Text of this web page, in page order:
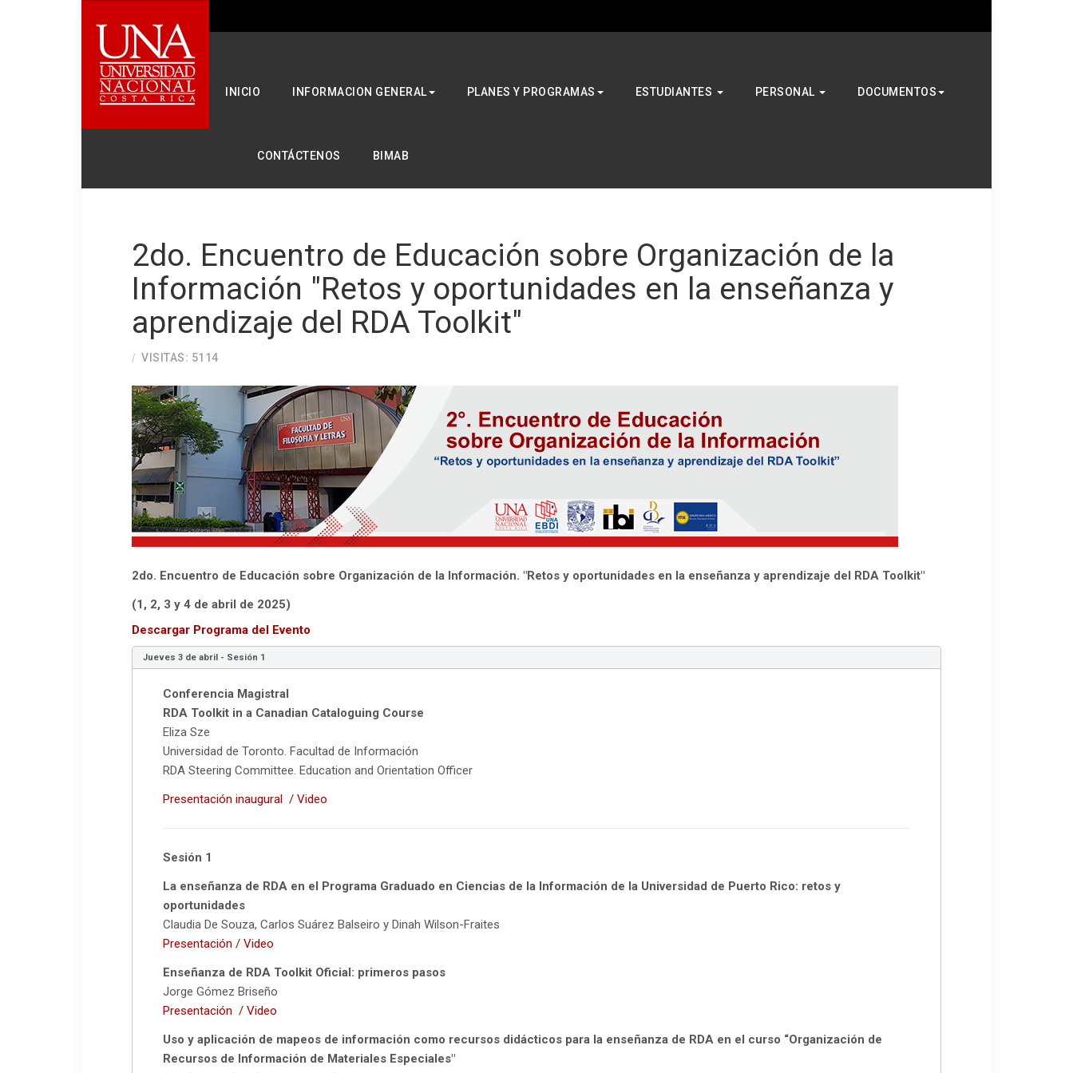
INICIO INFORMACION GENERAL PLANES Y PROGRAMAS ESTUDIANTES PERSONAL DOCUMENTOS
CONTÁCTENOS BIMAB
2do. Encuentro de Educación sobre Organización de la
Información "Retos y oportunidades en la enseñanza y
aprendizaje del RDA Toolkit"
VISITAS: 5114
2do. Encuentro de Educación sobre Organización de la Información. "Retos y oportunidades en la enseñanza y aprendizaje del RDA Toolkit"
(1, 2, 3 y 4 de abril de 2025)
Descargar Programa del Evento
Jueves 3 de abril - Sesión 1
Conferencia Magistral
RDA Toolkit in a Canadian Cataloguing Course
Eliza Sze
Universidad de Toronto. Facultad de Información
RDA Steering Committee. Education and Orientation Officer
Presentación inaugural / Video
Sesión 1
La enseñanza de RDA en el Programa Graduado en Ciencias de la Información de la Universidad de Puerto Rico: retos y
oportunidades
Claudia De Souza, Carlos Suárez Balseiro y Dinah Wilson-Fraites
Presentación / Video
Enseñanza de RDA Toolkit Oficial: primeros pasos
Jorge Gómez Briseño
Presentación / Video
Uso y aplicación de mapeos de información como recursos didácticos para la enseñanza de RDA en el curso “Organización de
Recursos de Información de Materiales Especiales"